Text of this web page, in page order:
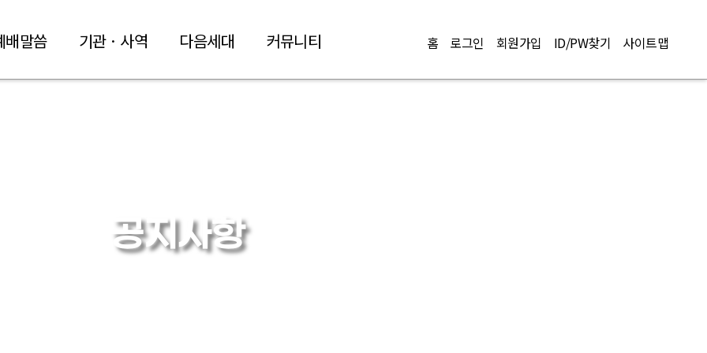
홈 로그인 회원가입 ID/PW찾기 사이트맵
배말씀 기관 · 사역 다음세대 커뮤니티
공지사항